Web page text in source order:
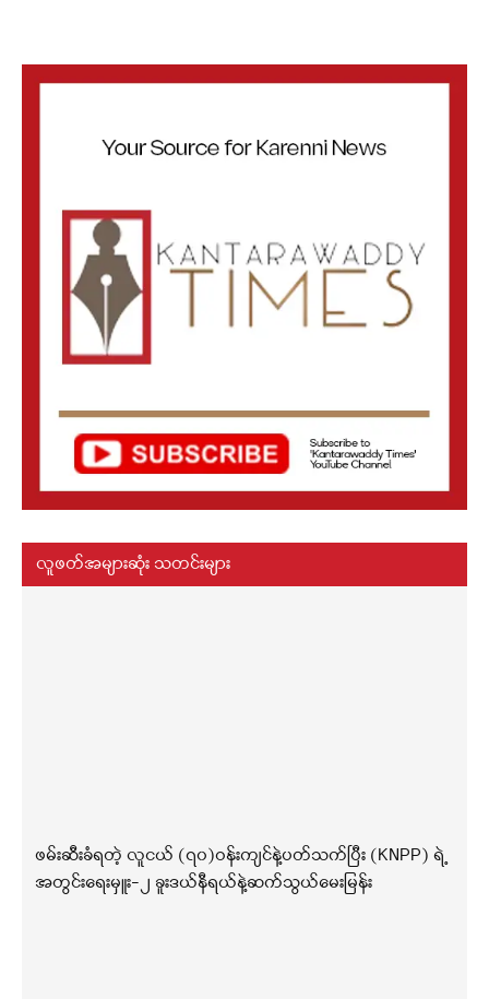
လူဖတ်အများဆုံး သတင်းများ
ဖမ်းဆီးခံရတဲ့ လူငယ် (၇၀)ဝန်းကျင်နဲ့ပတ်သက်ပြီး (KNPP) ရဲ့
အတွင်းရေးမှူး-၂ ခူးဒယ်နီရယ်နဲ့ဆက်သွယ်မေးမြန်း